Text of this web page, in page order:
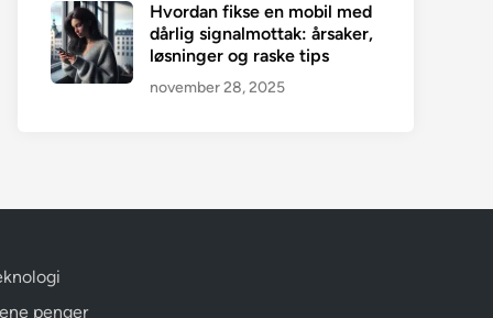
Hvordan fikse en mobil med
dårlig signalmottak: årsaker,
løsninger og raske tips
november 28, 2025
penger